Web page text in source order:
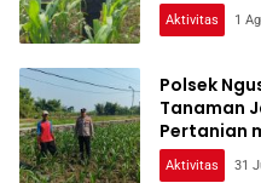
Aktivitas 1
Polsek
Tanaman
Pertanian
Aktivitas 31